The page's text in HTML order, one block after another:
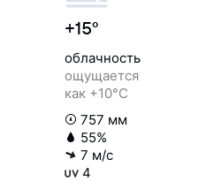
+15°
облачность
ощущается
как +10°C
757 мм
55%
7 м/с
4